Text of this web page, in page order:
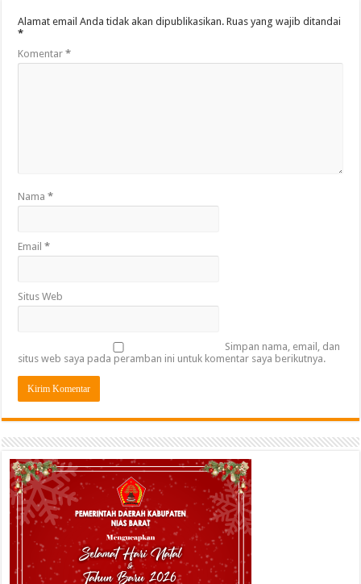
Alamat email Anda tidak akan dipublikasikan. Ruas yang wajib ditandai
*
Komentar*
Nama*
Email*
Situs Web
Simpan nama, email, dan
situs web saya pada peramban ini untuk komentar saya berikutnya.